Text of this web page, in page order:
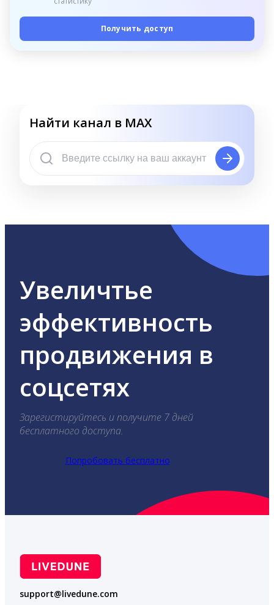
Получить доступ
Найти канал в MAX
Увеличтье
эффективность
продвижения в
соцсетях
Зарегистируйтесь и получите 7 дней
бесплатного доступа.
Попробовать бесплатно
support@livedune.com